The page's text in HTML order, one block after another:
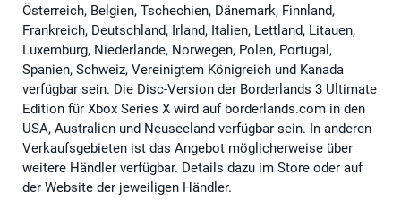
Österreich, Belgien, Tschechien, Dänemark, Finnland,
Frankreich, Deutschland, Irland, Italien, Lettland, Litauen,
Luxemburg, Niederlande, Norwegen, Polen, Portugal,
Spanien, Schweiz, Vereinigtem Königreich und Kanada
verfügbar sein. Die Disc-Version der Borderlands 3 Ultimate
Edition für Xbox Series X wird auf borderlands.com in den
USA, Australien und Neuseeland verfügbar sein. In anderen
Verkaufsgebieten ist das Angebot möglicherweise über
weitere Händler verfügbar. Details dazu im Store oder auf
der Website der jeweiligen Händler.